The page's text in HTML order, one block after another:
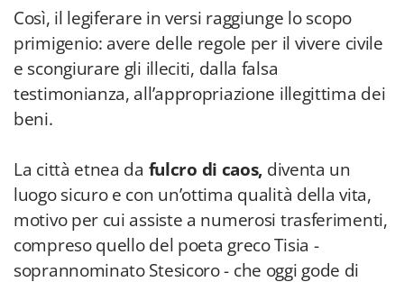
Così, il legiferare in versi raggiunge lo scopo
primigenio: avere delle regole per il vivere civile
e scongiurare gli illeciti, dalla falsa
testimonianza, all’appropriazione illegittima dei
beni.
La città etnea da fulcro di caos, diventa un
luogo sicuro e con un’ottima qualità della vita,
motivo per cui assiste a numerosi trasferimenti,
compreso quello del poeta greco Tisia -
soprannominato Stesicoro - che oggi gode di